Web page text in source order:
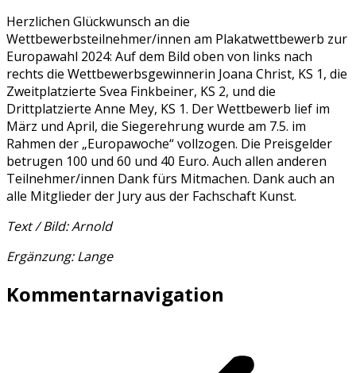
Herzlichen Glückwunsch an die
Wettbewerbsteilnehmer/innen am Plakatwettbewerb zur
Europawahl 2024: Auf dem Bild oben von links nach
rechts die Wettbewerbsgewinnerin Joana Christ, KS 1, die
Zweitplatzierte Svea Finkbeiner, KS 2, und die
Drittplatzierte Anne Mey, KS 1. Der Wettbewerb lief im
März und April, die Siegerehrung wurde am 7.5. im
Rahmen der „Europawoche“ vollzogen. Die Preisgelder
betrugen 100 und 60 und 40 Euro. Auch allen anderen
Teilnehmer/innen Dank fürs Mitmachen. Dank auch an
alle Mitglieder der Jury aus der Fachschaft Kunst.
Text / Bild: Arnold
Ergänzung: Lange
Kommentarnavigation